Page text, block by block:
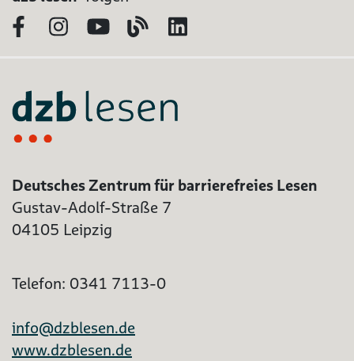
FacebookInstagram
YouTubeBlog
Deutsches Zentrum für barrierefreies Lesen
Gustav-Adolf-Straße 7
04105 Leipzig
Telefon: 0341 7113-0
info@dzblesen.de
www.dzblesen.de